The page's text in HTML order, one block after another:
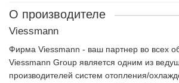
О производителе
Viessmann
Фирма Viessmann - ваш партнер во всех
Viessmann Group является одним из
производителей систем отопления/